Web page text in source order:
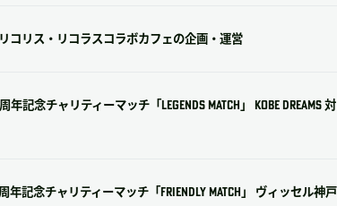
コリス・リコラスコラボカフェの企画・運営
記念チャリティーマッチ「LEGENDS MATCH」 KOBE DREAMS 対
記念チャリティーマッチ「FRIENDLY MATCH」 ヴィッセル神